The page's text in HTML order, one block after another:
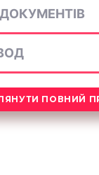
ПОВНИЙ